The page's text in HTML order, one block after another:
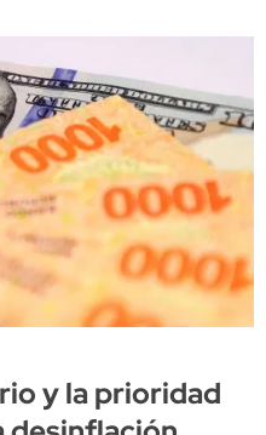
y la prioridad